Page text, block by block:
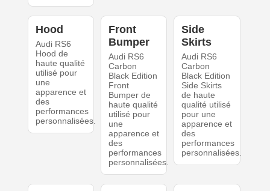
Hood
Audi RS6
Hood de
haute qualité
utilisé pour
une
apparence et
des
performances
personnalisées.
Front
Bumper
Audi RS6
Carbon
Black Edition
Front
Bumper de
haute qualité
utilisé pour
une
apparence et
des
performances
personnalisées.
Side
Skirts
Audi RS6
Carbon
Black Edition
Side Skirts
de haute
qualité utilisé
pour une
apparence et
des
performances
personnalisées.